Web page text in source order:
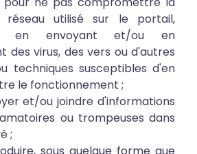
réseau utilisé sur le portail,
en envoyant et/ou en
des virus, des vers ou d'autres
techniques susceptibles d'en
le fonctionnement ;
et/ou joindre d'informations
ou trompeuses dans
;